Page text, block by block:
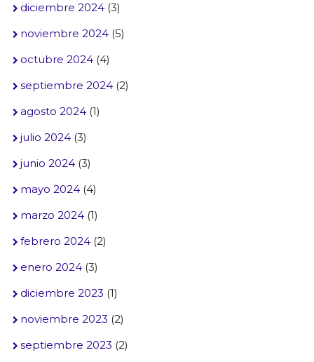
diciembre 2024(3)
noviembre 2024(5)
octubre 2024(4)
septiembre 2024(2)
agosto 2024(1)
julio 2024(3)
junio 2024(3)
mayo 2024(4)
marzo 2024(1)
febrero 2024(2)
enero 2024(3)
diciembre 2023 (1)
noviembre 2023 (2)
septiembre 2023 (2)